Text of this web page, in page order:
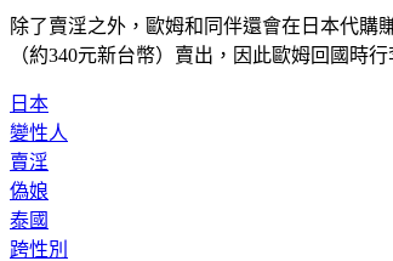
除了賣淫之外，歐姆和同伴還會在日本代購
（約340元新台幣）賣出，因此歐姆回國時
日本
變性人
賣淫
偽娘
泰國
跨性別